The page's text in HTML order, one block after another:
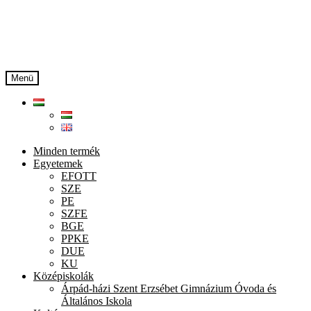
Menü
Minden termék
Egyetemek
EFOTT
SZE
PE
SZFE
BGE
PPKE
DUE
KU
Középiskolák
Árpád-házi Szent Erzsébet Gimnázium Óvoda és
Általános Iskola